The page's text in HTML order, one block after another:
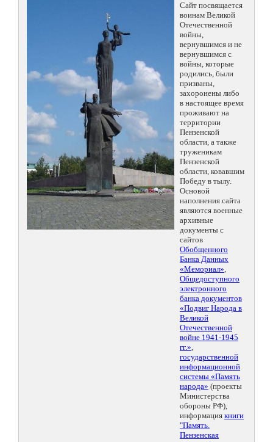
Сайт посвящается
воинам Великой
Отечественной
войны,
вернувшимся и не
вернувшимся с
войны, которые
родились, были
призваны,
захоронены либо
в настоящее время
проживают на
территории
Пензенской
области, а также
труженикам
Пензенской
области, ковавшим
Победу в тылу.
Основой
наполнения сайта
являются военные
архивные
документы с
сайтов
Обобщенного
Банка Данных
«Мемориал»,
Общедоступного
электронного
банка документов
«Подвиг Народа в
Великой
Отечественной
войне 1941-1945
гг.»,
государственной
информационной
системы «Память
народа» (проекты
Министерства
обороны РФ),
информация книги
"Память.
Пензенская